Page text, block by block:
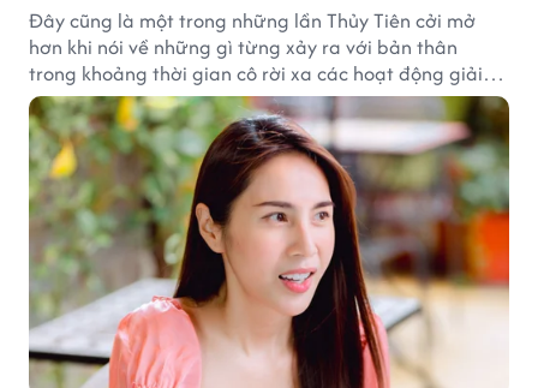
Đây cũng là một trong những lần Thủy Tiên cởi mở
hơn khi nói về những gì từng xảy ra với bản thân
trong khoảng thời gian cô rời xa các hoạt động giải
trí.